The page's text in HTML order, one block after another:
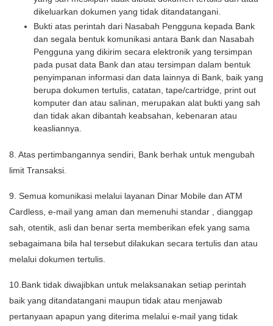
dikeluarkan dokumen yang tidak ditandatangani.
Bukti atas perintah dari Nasabah Pengguna kepada Bank
dan segala bentuk komunikasi antara Bank dan Nasabah
Pengguna yang dikirim secara elektronik yang tersimpan
pada pusat data Bank dan atau tersimpan dalam bentuk
penyimpanan informasi dan data lainnya di Bank, baik yang
berupa dokumen tertulis, catatan, tape/cartridge, print out
komputer dan atau salinan, merupakan alat bukti yang sah
dan tidak akan dibantah keabsahan, kebenaran atau
keasliannya.
8. Atas pertimbangannya sendiri, Bank berhak untuk mengubah
limit Transaksi.
9. Semua komunikasi melalui layanan Dinar Mobile dan ATM
Cardless, e-mail yang aman dan memenuhi standar , dianggap
sah, otentik, asli dan benar serta memberikan efek yang sama
sebagaimana bila hal tersebut dilakukan secara tertulis dan atau
melalui dokumen tertulis.
10.Bank tidak diwajibkan untuk melaksanakan setiap perintah
baik yang ditandatangani maupun tidak atau menjawab
pertanyaan apapun yang diterima melalui e-mail yang tidak